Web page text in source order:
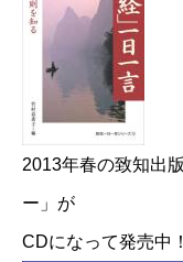
2013年春の致知出
ー」が
CDになって発売中